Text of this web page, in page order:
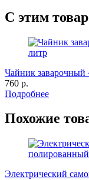
С этим
Чайник
760 р.
Подробнее
Похожие
Электрический